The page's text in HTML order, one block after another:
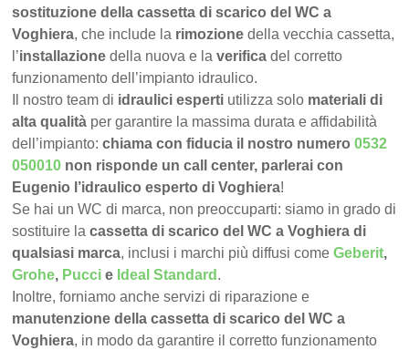
sostituzione della cassetta di scarico del WC a
Voghiera, che include la rimozione della vecchia cassetta,
l’installazione della nuova e laverifica del corretto
funzionamento dell’impianto idraulico.
Il nostro team di idraulici esperti utilizza solo materiali di
alta qualità per garantire la massima durata e affidabilità
dell’impianto:chiama con fiducia il nostro numero0532
050010 non risponde un call center, parlerai con
Eugenio l’idraulico esperto di Voghiera!
Se hai un WC di marca, non preoccuparti: siamo in grado di
sostituire lacassetta di scarico del WC a Voghiera di
qualsiasi marca, inclusi i marchi più diffusi comeGeberit,
Grohe, Pucci e Ideal Standard .
Inoltre, forniamo anche servizi di riparazione e
manutenzione della cassetta di scarico del WC a
Voghiera, in modo da garantire il corretto funzionamento